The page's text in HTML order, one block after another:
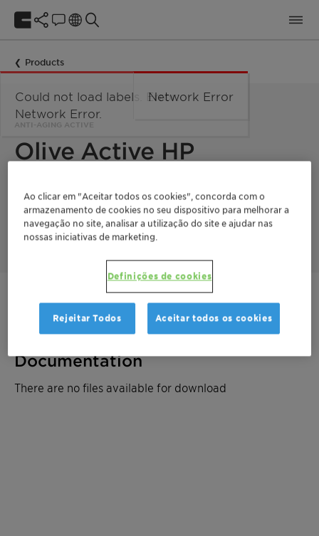
Products
ANTI-AGING ACTIVE
Olive Active HP
Olive Active HP is an unsaponifiable olive oil derivative that
prevents the formation of Advanced Glycation Endproducts
(AGEs), to delay the apparition of aging signs. It is obtained
from upcycled byproduct of olive oil production.
Entre em contato
Documentation
There are no files available for download
Ao clicar em "Aceitar todos os cookies", concorda com o
armazenamento de cookies no seu dispositivo para melhorar a
navegação no site, analisar a utilização do site e ajudar nas
nossas iniciativas de marketing.
Definições de cookies
Rejeitar Todos Aceitar todos os cookies
Could not load labels. Error:
Network Error.
Network Error